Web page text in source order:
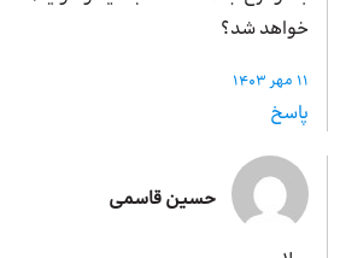
خواهد شد؟
11 مهر 1403
پاسخ
حسین قاسمی